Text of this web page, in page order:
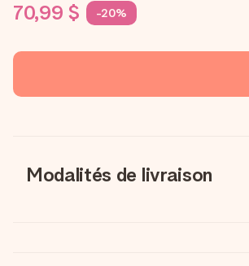
70,99 $ -20%
Modalités de livraison